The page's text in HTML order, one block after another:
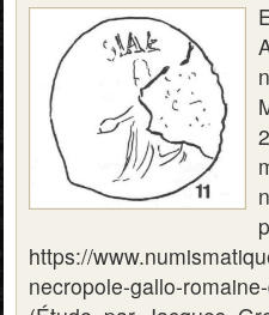
https://
necropole-gallo-